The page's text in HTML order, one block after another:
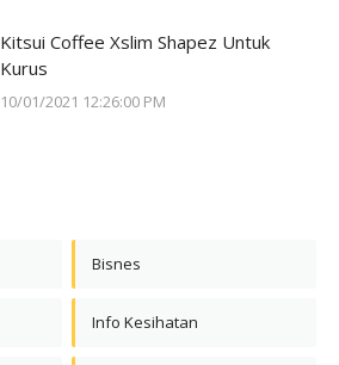
Kitsui Coffee Xslim Shapez Untuk
Kurus
10/01/2021 12:26:00 PM
Bisnes
Info Kesihatan